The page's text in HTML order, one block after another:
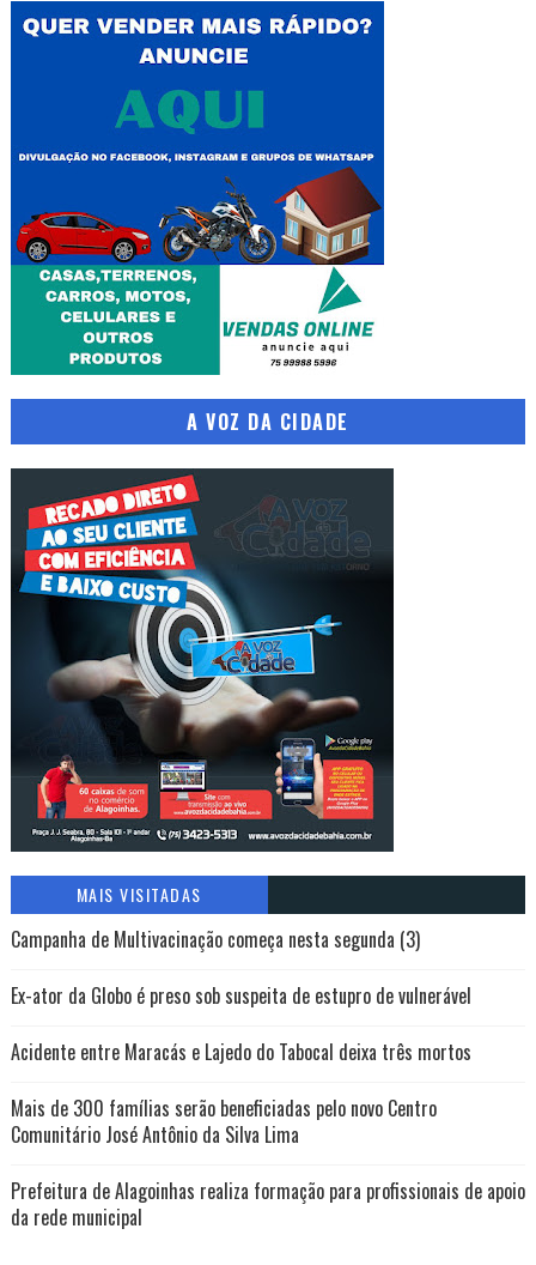
A VOZ DA CIDADE
MAIS VISITADAS
Campanha de Multivacinação começa nesta segunda (3)
Ex-ator da Globo é preso sob suspeita de estupro de vulnerável
Acidente entre Maracás e Lajedo do Tabocal deixa três mortos
Mais de 300 famílias serão beneficiadas pelo novo Centro
Comunitário José Antônio da Silva Lima
Prefeitura de Alagoinhas realiza formação para profissionais de apoio
da rede municipal